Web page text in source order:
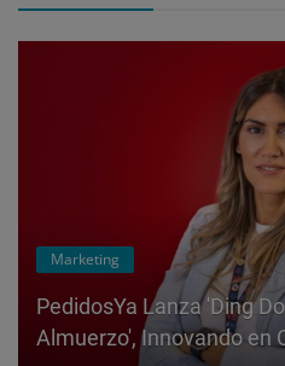
Marketing
PedidosYa Lanza 'Ding
Almuerzo', Innovando en